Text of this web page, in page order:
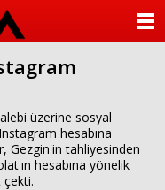
üzerine sosyal
hesabına
Gezgin'in tahliyesinden
hesabına yönelik
çekti.
KATEGORİLER
ANKETLER